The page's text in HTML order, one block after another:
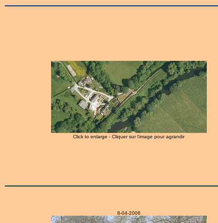
Click to enlarge - Cliquer sur l'image pour agrandir
8-04-2006